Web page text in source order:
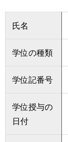
大
院
育
研
生
の
者
方
卒
氏名
学位の種類
学位記番号
学位授与の
日付